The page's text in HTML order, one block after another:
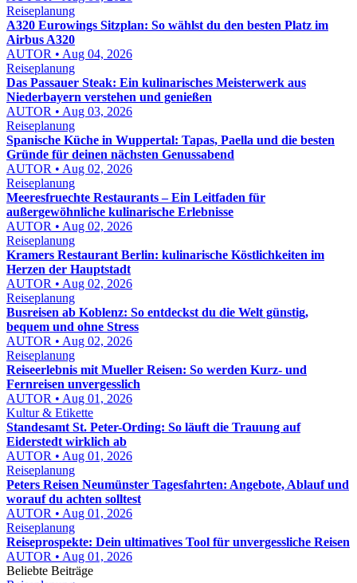
Reiseplanung
A320 Eurowings Sitzplan: So wählst du den besten Platz im
Airbus A320
AUTOR • Aug 04, 2026
Reiseplanung
Das Passauer Steak: Ein kulinarisches Meisterwerk aus
Niederbayern verstehen und genießen
AUTOR • Aug 03, 2026
Reiseplanung
Spanische Küche in Wuppertal: Tapas, Paella und die besten
Gründe für deinen nächsten Genussabend
AUTOR • Aug 02, 2026
Reiseplanung
Meeresfruechte Restaurants – Ein Leitfaden für
außergewöhnliche kulinarische Erlebnisse
AUTOR • Aug 02, 2026
Reiseplanung
Kramers Restaurant Berlin: kulinarische Köstlichkeiten im
Herzen der Hauptstadt
AUTOR • Aug 02, 2026
Reiseplanung
Busreisen ab Koblenz: So entdeckst du die Welt günstig,
bequem und ohne Stress
AUTOR • Aug 02, 2026
Reiseplanung
Reiseerlebnis mit Mueller Reisen: So werden Kurz- und
Fernreisen unvergesslich
AUTOR • Aug 01, 2026
Kultur & Etikette
Standesamt St. Peter-Ording: So läuft die Trauung auf
Eiderstedt wirklich ab
AUTOR • Aug 01, 2026
Reiseplanung
Peters Reisen Neumünster Tagesfahrten: Angebote, Ablauf und
worauf du achten solltest
AUTOR • Aug 01, 2026
Reiseplanung
Reiseprospekte: Dein ultimatives Tool für unvergessliche Reisen
AUTOR • Aug 01, 2026
Beliebte Beiträge